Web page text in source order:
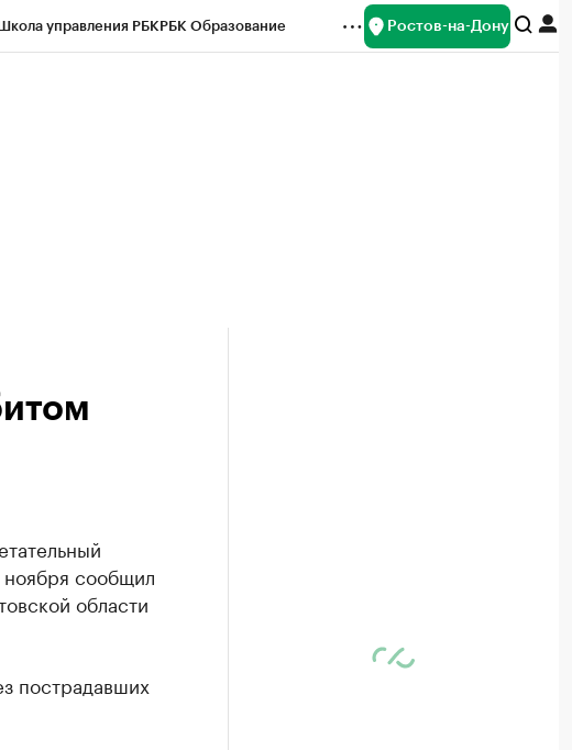
управления РБКРБК Образование Ростов-на-Дону
сообщил
области
пострадавших